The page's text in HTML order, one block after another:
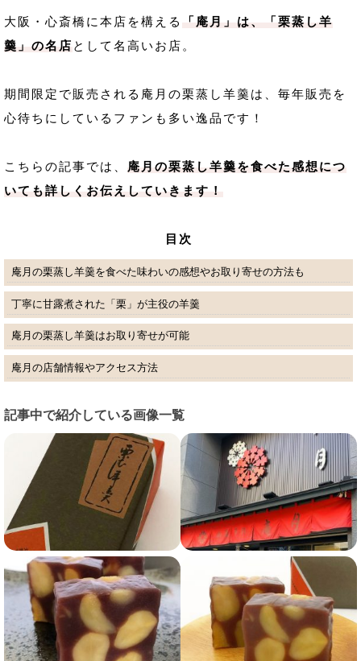
大阪・心斎橋に本店を構える
「庵月」は、「栗蒸し羊
羹」の名店 として名高いお店。
期間限定で販売される庵月の栗蒸し羊羹は、毎年販売を
心待ちにしているファンも多い逸品です！
こちらの記事では、 庵月の栗蒸し羊羹を食べた感想につ
いても詳しくお伝えしていきます！
目次
庵月の栗蒸し羊羹を食べた味わいの感想やお取り寄せの方法も
丁寧に甘露煮された「栗」が主役の羊羹
庵月の栗蒸し羊羹はお取り寄せが可能
庵月の店舗情報やアクセス方法
記事中で紹介している画像一覧